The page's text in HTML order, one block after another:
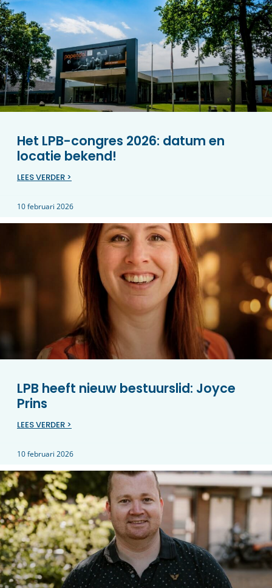
Het LPB-congres 2026: datum en
locatie bekend!
LEES VERDER >
10 februari 2026
LPB heeft nieuw bestuurslid: Joyce
Prins
LEES VERDER >
10 februari 2026